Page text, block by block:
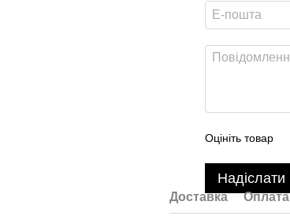
Оцініть товар
Надіслати
Доставка Оплата